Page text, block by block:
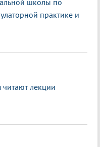
школы по
практике и
лекции